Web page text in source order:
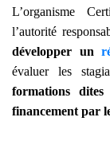
L’organisme
l’autorité
développer un
évaluer les
formations
financement par